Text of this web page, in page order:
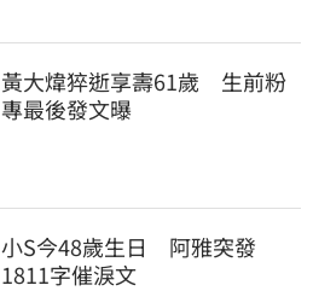
黃大煒猝逝享壽61歲　生前粉
專最後發文曝
小S今48歲生日　阿雅突發
1811字催淚文